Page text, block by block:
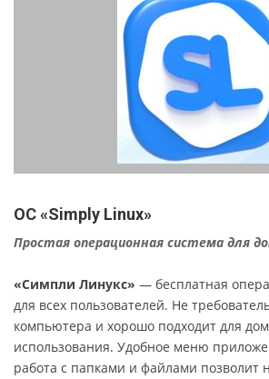
ОС «Simply Linux»
Простая операционная система для
«Симпли Линукс» — бесплатная
для всех пользователей. Не
компьютера и хорошо подходит для
использования. Удобное меню
работа с папками и файлами